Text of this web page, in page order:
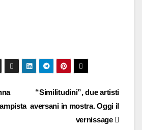
“Similitudini”, due artisti
aversani in mostra. Oggi il
vernissage